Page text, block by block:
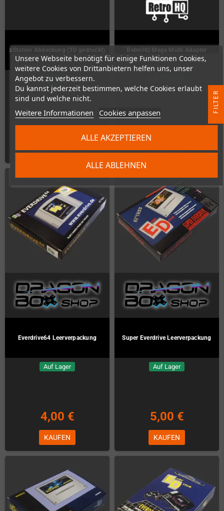
Unsere Webseite benötigt für einige Funktionen Cookies,
weitere Cookies von Drittanbietern helfen uns, unser
Angebot zu verbessern.
Du kannst jederzeit bestimmen, welche Cookies erlaubt
sind und welche nicht.
Weitere Informationen Cookies anpassen
ALLE ABLEHNEN
ALLE AKZEPTIEREN
xStation Abdeckung (3D gedruckt)
Auf Lager
32,00 €
ZUM PRODUKT
RetroHQ Mega Multi Adapter
26,00 €
KAUFEN
Everdrive64 Leerverpackung
Auf Lager
4,00 €
KAUFEN
Super Everdrive Leerverpackung
Auf Lager
5,00 €
KAUFEN
R